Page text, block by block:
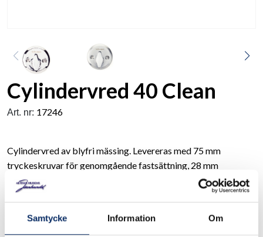
Samtycke Information Om
Cylindervred 40 Clean
Art. nr: 17246
Cylindervred av blyfri mässing. Levereras med 75 mm
tryckeskruvar för genomgående fastsättning, 28 mm
cylinderskruvar och 63 mm medbringare. För dörrtjocklek 38-
70 mm Ingår i Habo Clean-serien med handtag och behör av